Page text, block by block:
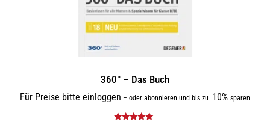
360° – Das Buch
Für Preise bitte einloggen – oder abonnieren und bis zu 10% sparen